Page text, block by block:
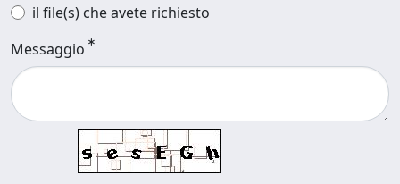
il file(s) che avete richiesto
Messaggio